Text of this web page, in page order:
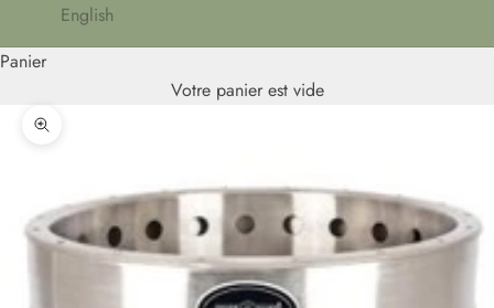
English
Panier
Votre panier est vide
Zoomer sur l'image